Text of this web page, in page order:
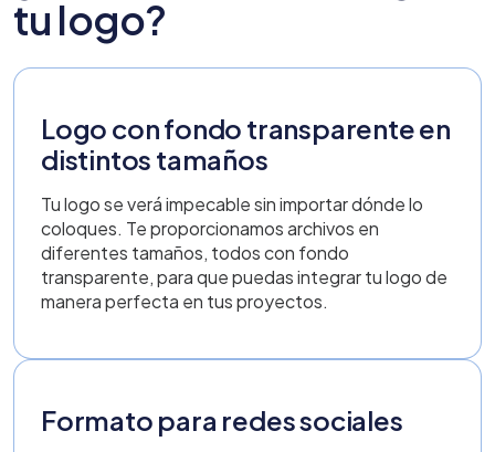
tu logo?
Logo con fondo transparente en
distintos tamaños
Tu logo se verá impecable sin importar dónde lo
coloques. Te proporcionamos archivos en
diferentes tamaños, todos con fondo
transparente, para que puedas integrar tu logo de
manera perfecta en tus proyectos.
Formato para redes sociales